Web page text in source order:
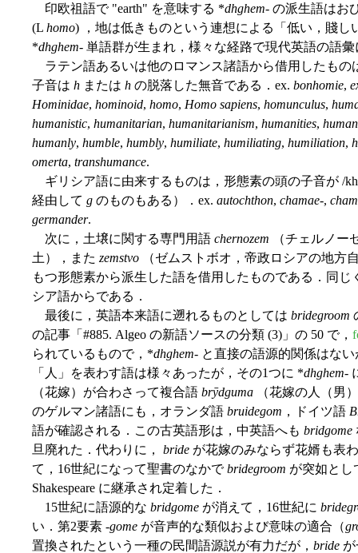
印欧祖語で "earth" を意味する *dhghem- の派生語はお
(L homo) ，地は低きものという連想による「低い，賤し
*dhghem- 単語群が生まれ，様々な経路で現代英語の語
ラテン語あるいは他のロマンス諸語から借用したもの
子音は h または h の脱落した無音である．ex. bonhomie,
Hominidae, hominoid, homo, Homo sapiens, homunculus,
humanistic, humanitarian, humanitarianism, humanities,
humanly, humble, humbly, humiliate, humiliating, humiliation,
omerta, transhumance.
ギリシア語に由来するものは，形態素の頭の子音が /
経由して g のものもある）．ex. autochthon, chamae-,
germander.
次に，土壌に関する専門用語 chernozem （チェルノー
土），また zemstvo （ゼムストボオ，帝政ロシアの地方
もつ形態素から派生した語を借用したものである．同じ
シア語からである．
最後に，英語本来語に遡れるものとしては bridegroom
の記事「#885. Algeo の新語ソースの分類 (3)」の 50 で，
られているもので，*dhghem- と直接の語源的関係はな
「人」を表わす語は様々あったが，その1つに *dhghem-
（花嫁）が合わさって複合語 brȳdguma （花嫁の人（男
のゲルマン諸語にも，オランダ語 bruidegom ，ドイツ語
語が確認される．この古英語形は，中英語へも bridgome
旦廃れた．代わりに， bride が花嫁のみならず花婿も表
て，16世紀になって聖書のなかでbridegroom が突如とし
Shakespeare に継承され定着した．
15世紀に語源的な bridgome が消えて，16世紀に
い．第2要素 -gome が音声的な類似および意味の適合（
置換されたという一種の民間語源説が有力だが， bride